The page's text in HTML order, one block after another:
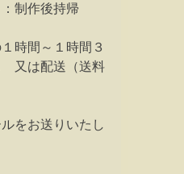
：制作後持帰
時間～１時間３
又は配送（送料
をお送りいたし